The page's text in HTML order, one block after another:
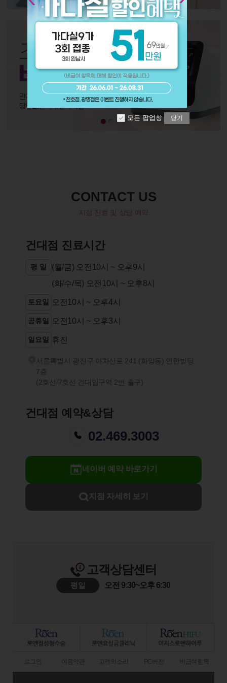
모든 팝업창 닫기
CONTACT US
지점 진료 및 상담 예약
건대점 진료시간
평 일
(월/금) 오전10시 ~ 오후9시
(화/수/목) 오전10시 ~ 오후8시
토요일 오전10시 ~ 오후4시
공휴일 오전10시 ~ 오후3시
일요일 휴진
서울특별시 광진구 아차산로 241 (화양동) 연한빌딩
7층
(2호선/7호선 건대입구역 2번 출구)
건대점 예약&상담
02.469.3003
네이버 예약 바로가기
지점 자세히 보기
고객상담센터
평일 오전 9:30~오후 6:30
로그인 이용약관 고객의소리 PC버전 비급여항목